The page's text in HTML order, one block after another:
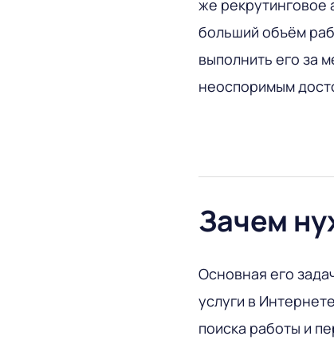
же рекрутинговое
больший объём
выполнить его за
неоспоримым
Зачем
Основная его
услуги в
поиска работы и